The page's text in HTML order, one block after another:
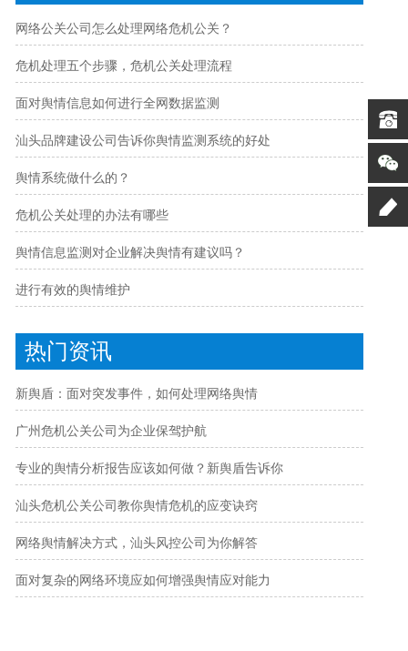
网络公关公司怎么处理网络危机公关？
危机处理五个步骤，危机公关处理流程
面对舆情信息如何进行全网数据监测
汕头品牌建设公司告诉你舆情监测系统的好处
舆情系统做什么的？
危机公关处理的办法有哪些
舆情信息监测对企业解决舆情有建议吗？
进行有效的舆情维护
热门资讯
新舆盾：面对突发事件，如何处理网络舆情
广州危机公关公司为企业保驾护航
专业的舆情分析报告应该如何做？新舆盾告诉你
汕头危机公关公司教你舆情危机的应变诀窍
网络舆情解决方式，汕头风控公司为你解答
面对复杂的网络环境应如何增强舆情应对能力